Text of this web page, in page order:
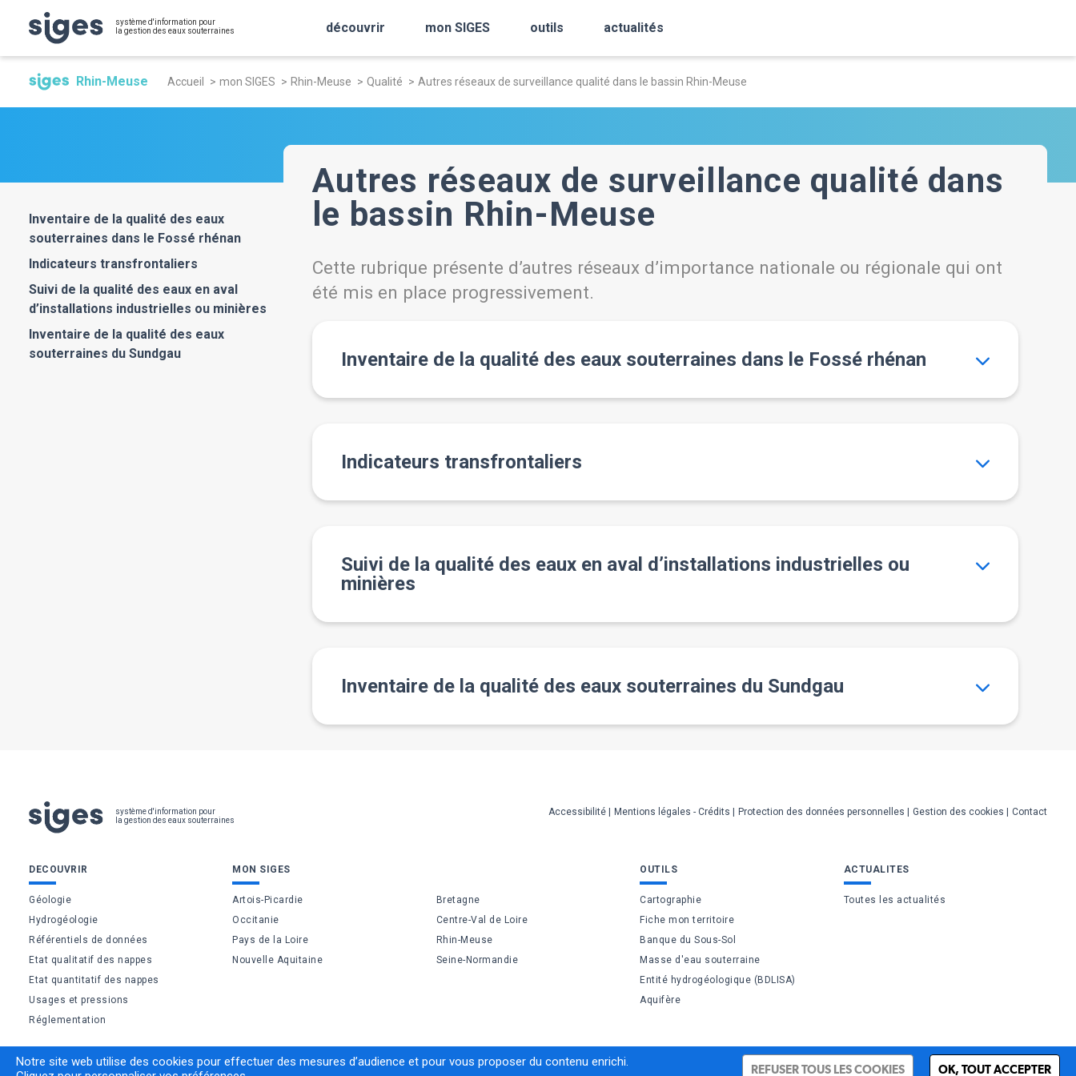
système d'information pour
la gestion des eaux souterraines
découvrir mon SIGES outils actualités
Rhin-Meuse
d'Ariane
Accueil mon SIGES Rhin-Meuse Qualité Autres réseaux de surveillance qualité dans le bassin Rhin-Meuse
Inventaire de la qualité des eaux
souterraines dans le Fossé rhénan
Indicateurs transfrontaliers
Suivi de la qualité des eaux en aval
d’installations industrielles ou minières
Inventaire de la qualité des eaux
souterraines du Sundgau
Autres réseaux de surveillance qualité dans
le bassin Rhin-Meuse
Cette rubrique présente d’autres réseaux d’importance nationale ou régionale qui ont
été mis en place progressivement.
Inventaire de la qualité des eaux souterraines dans le Fossé rhénan
Indicateurs transfrontaliers
Suivi de la qualité des eaux en aval d’installations industrielles ou
minières
Inventaire de la qualité des eaux souterraines du Sundgau
système d'information pour
la gestion des eaux souterraines
Pied
page
Accessibilité Mentions légales - Crédits Protection des données personnelles Gestion des cookies Contact
Bas
de
page
DECOUVRIR
Géologie
Hydrogéologie
Référentiels de données
Etat qualitatif des nappes
Etat quantitatif des nappes
Usages et pressions
Réglementation
MON SIGES
Artois-Picardie
Bretagne
Occitanie
Centre-Val de Loire
Pays de la Loire
Rhin-Meuse
Nouvelle Aquitaine
Seine-Normandie
OUTILS
Cartographie
Fiche mon territoire
Banque du Sous-Sol
Masse d'eau souterraine
Entité hydrogéologique (BDLISA)
Aquifère
ACTUALITES
Toutes les actualités
Panneau de gestion des cookies
Notre site web utilise des cookies pour effectuer des mesures d’audience et pour vous proposer du contenu enrichi.
OK, TOUT ACCEPTER
REFUSER TOUS LES COOKIES